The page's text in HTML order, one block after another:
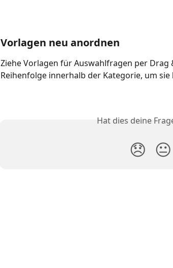
Vorlagen neu anordnen
Ziehe Vorlagen für Auswahlfragen per
Reihenfolge innerhalb der Kategorie, um
Hat dies deine
😞 😐